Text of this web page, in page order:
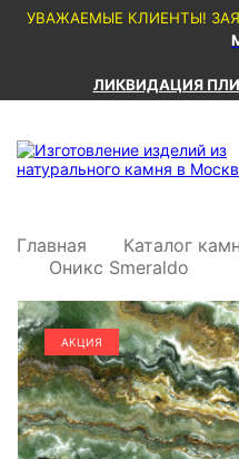
УВАЖАЕМЫЕ КЛИЕНТЫ!
ЛИКВИДАЦИЯ
Главная Каталог
Оникс Smeraldo
АКЦИЯ